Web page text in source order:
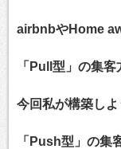
airbnbやHome
「Pull型」の集客
今回私が構築し
「Push型」の集